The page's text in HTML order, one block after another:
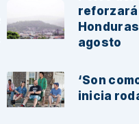
reforzará
agosto
‘Son
inicia